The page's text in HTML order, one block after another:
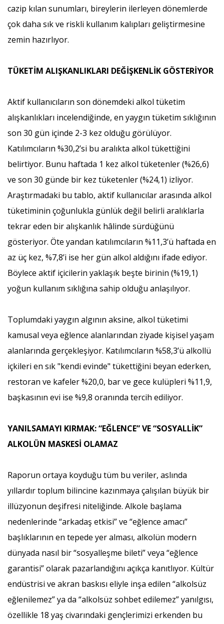
cazip kılan sunumları, bireylerin ilerleyen dönemlerde
çok daha sık ve riskli kullanım kalıpları geliştirmesine
zemin hazırlıyor.
TÜKETİM ALIŞKANLIKLARI DEĞİŞKENLİK GÖSTERİYOR
Aktif kullanıcıların son dönemdeki alkol tüketim
alışkanlıkları incelendiğinde, en yaygın tüketim sıklığının
son 30 gün içinde 2-3 kez olduğu görülüyor.
Katılımcıların %30,2’si bu aralıkta alkol tükettiğini
belirtiyor. Bunu haftada 1 kez alkol tüketenler (%26,6)
ve son 30 günde bir kez tüketenler (%24,1) izliyor.
Araştırmadaki bu tablo, aktif kullanıcılar arasında alkol
tüketiminin çoğunlukla günlük değil belirli aralıklarla
tekrar eden bir alışkanlık hâlinde sürdüğünü
gösteriyor. Öte yandan katılımcıların %11,3’ü haftada en
az üç kez, %7,8’i ise her gün alkol aldığını ifade ediyor.
Böylece aktif içicilerin yaklaşık beşte birinin (%19,1)
yoğun kullanım sıklığına sahip olduğu anlaşılıyor.
Toplumdaki yaygın algının aksine, alkol tüketimi
kamusal veya eğlence alanlarından ziyade kişisel yaşam
alanlarında gerçekleşiyor. Katılımcıların %58,3’ü alkollü
içkileri en sık "kendi evinde" tükettiğini beyan ederken,
restoran ve kafeler %20,0, bar ve gece kulüpleri %11,9,
başkasının evi ise %9,8 oranında tercih ediliyor.
YANILSAMAYI KIRMAK: “EĞLENCE” VE “SOSYALLİK”
ALKOLÜN MASKESİ OLAMAZ
Raporun ortaya koyduğu tüm bu veriler, aslında
yıllardır toplum bilincine kazınmaya çalışılan büyük bir
illüzyonun deşifresi niteliğinde. Alkole başlama
nedenlerinde “arkadaş etkisi” ve “eğlence amacı”
başlıklarının en tepede yer alması, alkolün modern
dünyada nasıl bir “sosyalleşme bileti” veya “eğlence
garantisi” olarak pazarlandığını açıkça kanıtlıyor. Kültür
endüstrisi ve akran baskısı eliyle inşa edilen “alkolsüz
eğlenilemez” ya da “alkolsüz sohbet edilemez” yanılgısı,
özellikle 18 yaş civarındaki gençlerimizi erkenden bu